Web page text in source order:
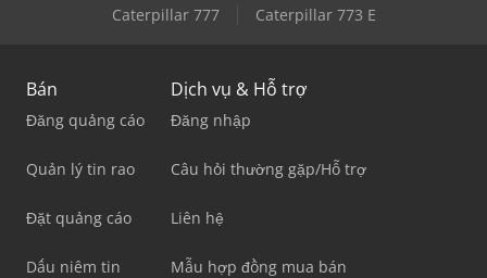
Caterpillar 777
Caterpillar 773 E
Bán
Đăng quảng cáo
Quản lý tin rao
Đặt quảng cáo
Dấu niêm tin
Dịch vụ & Hỗ trợ
Đăng nhập
Câu hỏi thường gặp/Hỗ trợ
Liên hệ
Mẫu hợp đồng mua bán